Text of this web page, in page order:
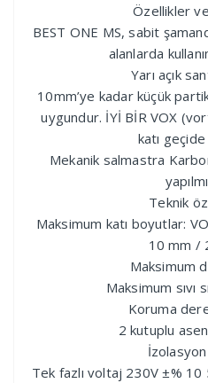
Özellikler
BEST ONE MS, sabit
alanlarda
Yarı açık
10mm’ye kadar küçük
uygundur. İYİ BİR VOX
katı
Mekanik salmastra
Teknik
Maksimum katı boyutlar:
10 mm /
Maksimum
Maksimum sıvı
Koruma
2 kutuplu
İzolasyon
Tek fazlı voltaj 230V ±%